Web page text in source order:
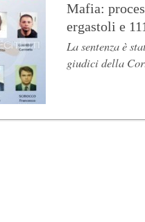
Mafia:
ergastoli e
La sentenza è
giudici della